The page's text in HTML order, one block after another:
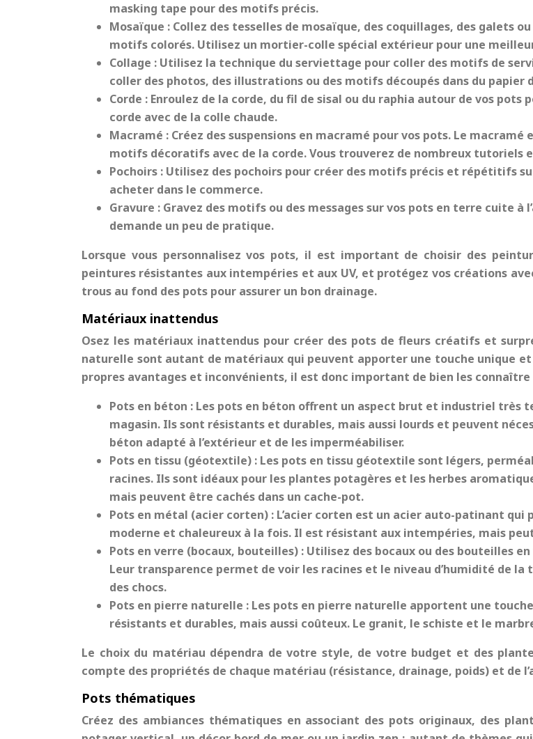
masking tape pour des motifs précis.
Mosaïque : Collez des tesselles de mosaïque, des coquillages, des galets
motifs colorés. Utilisez un mortier-colle spécial extérieur pour une
Collage : Utilisez la technique du serviettage pour coller des motifs de
coller des photos, des illustrations ou des motifs découpés dans du
Corde : Enroulez de la corde, du fil de sisal ou du raphia autour de vos
corde avec de la colle chaude.
Macramé : Créez des suspensions en macramé pour vos pots. Le
motifs décoratifs avec de la corde. Vous trouverez de nombreux tutoriels
Pochoirs : Utilisez des pochoirs pour créer des motifs précis et répétitifs
acheter dans le commerce.
Gravure : Gravez des motifs ou des messages sur vos pots en terre cuite à
demande un peu de pratique.
Lorsque vous personnalisez vos pots, il est important de choisir des
peintures résistantes aux intempéries et aux UV, et protégez vos créations
trous au fond des pots pour assurer un bon drainage.
Matériaux inattendus
Osez les matériaux inattendus pour créer des pots de fleurs créatifs et
naturelle sont autant de matériaux qui peuvent apporter une touche unique
propres avantages et inconvénients, il est donc important de bien les
Pots en béton : Les pots en béton offrent un aspect brut et industriel très
magasin. Ils sont résistants et durables, mais aussi lourds et peuvent
béton adapté à l’extérieur et de les imperméabiliser.
Pots en tissu (géotextile) : Les pots en tissu géotextile sont légers,
racines. Ils sont idéaux pour les plantes potagères et les herbes
mais peuvent être cachés dans un cache-pot.
Pots en métal (acier corten) : L’acier corten est un acier auto-patinant
moderne et chaleureux à la fois. Il est résistant aux intempéries, mais
Pots en verre (bocaux, bouteilles) : Utilisez des bocaux ou des bouteilles
Leur transparence permet de voir les racines et le niveau d’humidité de
des chocs.
Pots en pierre naturelle : Les pots en pierre naturelle apportent une
résistants et durables, mais aussi coûteux. Le granit, le schiste et le
Le choix du matériau dépendra de votre style, de votre budget et des
compte des propriétés de chaque matériau (résistance, drainage, poids) et de
Pots thématiques
Créez des ambiances thématiques en associant des pots originaux, des